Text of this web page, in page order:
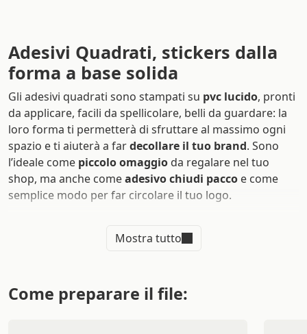
Adesivi Quadrati, stickers dalla
forma a base solida
Gli adesivi quadrati sono stampati su pvc lucido, pronti
da applicare, facili da spellicolare, belli da guardare: la
loro forma ti permetterà di sfruttare al massimo ogni
spazio e ti aiuterà a fardecollare il tuo brand. Sono
l’ideale come piccolo omaggio da regalare nel tuo
shop, ma anche comeadesivo chiudi pacco e come
semplice modo per far circolare il tuo logo.
sono stampati, avranno un’adesività perfetta su tutte le
Stampa Adesivi Quadrati
adesivi quadrati
Mostra tutto
Come preparare il file: